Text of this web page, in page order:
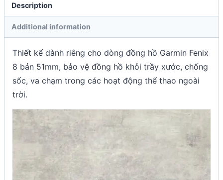
Description
Additional information
Thiết kế dành riêng cho dòng đồng hồ Garmin Fenix
8 bản 51mm, bảo vệ đồng hồ khỏi trầy xước, chống
sốc, va chạm trong các hoạt động thể thao ngoài
trời.